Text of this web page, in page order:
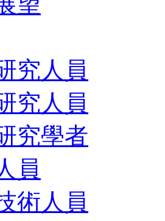
究人員
究人員
究學者
員
術人員